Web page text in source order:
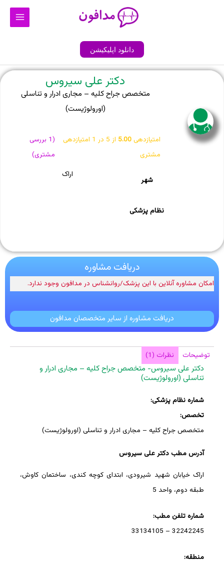
Main
دانلود اپلیکیشن
دکتر علی سیروس
متخصص جراح کلیه – مجاری ادرار و تناسلی
(اورولوژیست)
امتیازدهی5.00 از 5 در 1 امتیازدهی
مشتری
(
1 بررسی
مشتری)
شهر
اراک
نظام پزشکی
دریافت مشاوره
امکان مشاوره آنلاین با این پزشک/روانشناس در مدافون وجود ندارد.
دریافت مشاوره از سایر متخصصان مدافون
توضیحات نظرات (1)
دکتر علی سیروس- متخصص جراح کلیه – مجاری ادرار و
تناسلی (اورولوژیست)
شماره نظام پزشکی:
تخصص:
متخصص جراح کلیه – مجاری ادرار و تناسلی (اورولوژیست)
آدرس مطب دکتر علی سیروس
اراک خیابان شهید شیرودی، ابتدای کوچه کندی، ساختمان کاوش،
طبقه دوم، واحد 5
شماره تلفن مطب:
32242245 – 33134105
منطقه: